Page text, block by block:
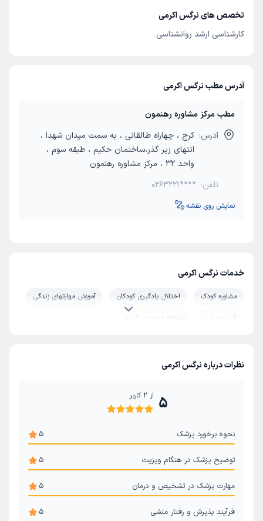
تخصص های نرگس اکرمی
کارشناسی ارشد روانشناسی
آدرس مطب نرگس اکرمی
مطب مرکز مشاوره رهنمون
آدرس: کرج ، چهاراه طالقانی ، به سمت میدان شهدا ،
انتهای زیر گذر،ساختمان حکیم ، طبقه سوم ،
واحد 32 ، مرکز مشاوره رهنمون
تلفن: 0263221****
نمایش روی نقشه
خدمات نرگس اکرمی
مشاوره کودک اختلال یادگیری کودکان
آموزش مهارتهای زندگی
بازی درمانی
مشاوره مدیریت خشم
نظرات درباره نرگس اکرمی
5 از 2 کاربر
نحوه برخورد پزشک 5
توضیح پزشک در هنگام ویزیت 5
مهارت پزشک در تشخیص و درمان 5
فرآیند پذیرش و رفتار منشی 5